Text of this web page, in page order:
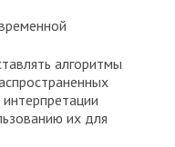
алгоритмы
их для